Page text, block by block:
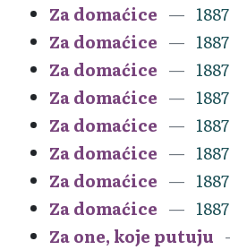
Za domaćice
1887
Za domaćice
1887
Za domaćice
1887
Za domaćice
1887
Za domaćice
1887
Za domaćice
1887
Za domaćice
1887
Za domaćice
1887
Za one, koje putuju